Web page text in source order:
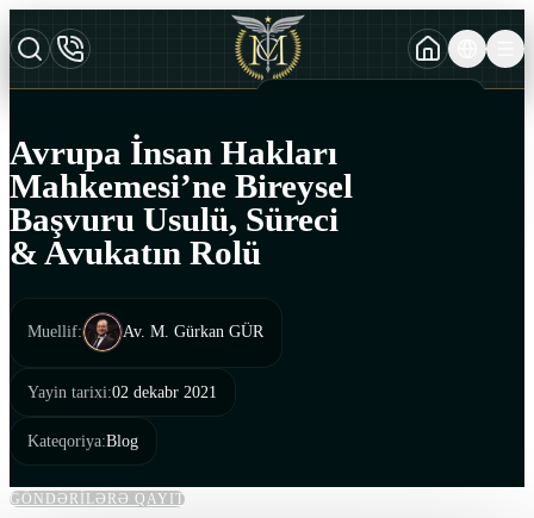
AZERBAYCAN DILI
Avrupa İnsan Hakları
Mahkemesi’ne Bireysel
Başvuru Usulü, Süreci
& Avukatın Rolü
Muellif: Av. M. Gürkan GÜR
Yayin tarixi:02 dekabr 2021
Kateqoriya:Blog
GÖNDƏRİLƏRƏ QAYIT